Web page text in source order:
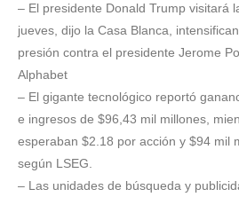
– El presidente Donald Trump visitará
jueves, dijo la Casa Blanca,
presión contra el presidente Jerome
Alphabet
– El gigante tecnológico reportó
e ingresos de $96,43 mil millones,
esperaban $2.18 por acción y $94 mil
según LSEG.
– Las unidades de búsqueda y